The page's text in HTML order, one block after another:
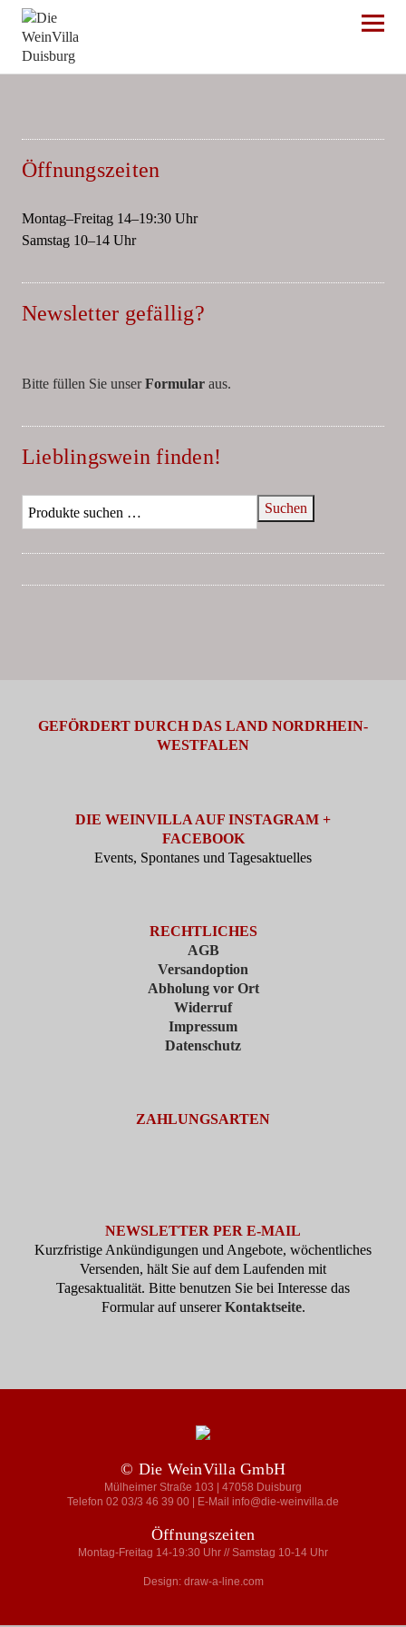
Die WeinVilla Duisburg
Öffnungszeiten
Montag–Freitag 14–19:30 Uhr
Samstag 10–14 Uhr
Newsletter gefällig?
Bitte füllen Sie unserFormularaus.
Lieblingswein finden!
Suchen
GEFÖRDERT DURCH DAS LAND NORDRHEIN-
WESTFALEN
DIE WEINVILLA AUF INSTAGRAM +
FACEBOOK
Events, Spontanes und Tagesaktuelles
RECHTLICHES
AGB
Versandoption
Abholung vor Ort
Widerruf
Impressum
Datenschutz
ZAHLUNGSARTEN
NEWSLETTER PER E-MAIL
Kurzfristige Ankündigungen und Angebote, wöchentliches
Versenden, hält Sie auf dem Laufenden mit
Tagesaktualität. Bitte benutzen Sie bei Interesse das
Formular auf unsererKontaktseite.
© Die WeinVilla GmbH
Mülheimer Straße 103 | 47058 Duisburg
Telefon 02 03/3 46 39 00 | E-Mail info@die-weinvilla.de
Öffnungszeiten
Montag-Freitag 14-19:30 Uhr // Samstag 10-14 Uhr
Design: draw-a-line.com